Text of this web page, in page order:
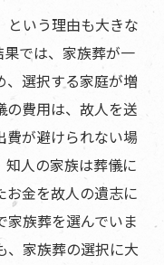
という理由も大きな
では、家族葬が一
、選択する家庭が増
の費用は、故人を送
費が避けられない場
人の家族は葬儀に
お金を故人の遺志に
家族葬を選んでいま
、家族葬の選択に大